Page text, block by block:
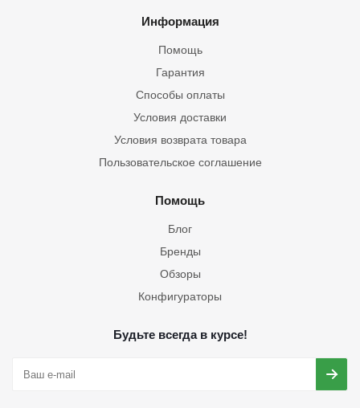
Информация
Помощь
Гарантия
Способы оплаты
Условия доставки
Условия возврата товара
Пользовательское соглашение
Помощь
Блог
Бренды
Обзоры
Конфигураторы
Будьте всегда в курсе!